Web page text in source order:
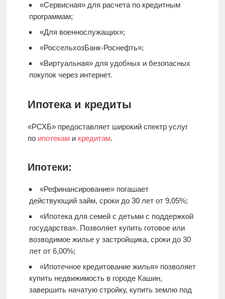
«Сервисная» для расчета по кредитным
программам;
«Для военнослужащих»;
«РоссельхозБанк-Роснефть»;
«Виртуальная» для удобных и безопасных
покупок через интернет.
Ипотека и кредиты
«РСХБ» предоставляет широкий спектр услуг
по ипотеками кредитам.
Ипотеки:
«Рефинансирование» погашает
действующий займ, сроки до 30 лет от 9,05%;
«Ипотека для семей с детьми с поддержкой
государства». Позволяет купить готовое или
возводимое жилье у застройщика, сроки до 30
лет от 6,00%;
«Ипотечное кредитование жилья» позволяет
купить недвижимость в городе Кашин,
завершить начатую стройку, купить землю под